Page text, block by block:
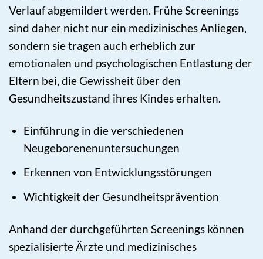
Verlauf abgemildert werden. Frühe Screenings
sind daher nicht nur ein medizinisches Anliegen,
sondern sie tragen auch erheblich zur
emotionalen und psychologischen Entlastung der
Eltern bei, die Gewissheit über den
Gesundheitszustand ihres Kindes erhalten.
Einführung in die verschiedenen
Neugeborenenuntersuchungen
Erkennen von Entwicklungsstörungen
Wichtigkeit der Gesundheitsprävention
Anhand der durchgeführten Screenings können
spezialisierte Ärzte und medizinisches